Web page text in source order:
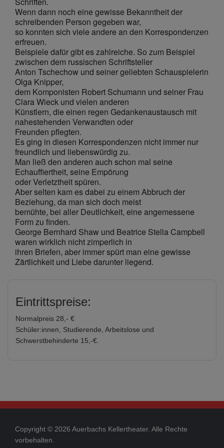
Wenn dann noch eine gewisse Bekanntheit der
schreibenden Person gegeben war,
so konnten sich viele andere an den Korrespondenzen
erfreuen.
Beispiele dafür gibt es zahlreiche. So zum Beispiel
zwischen dem russischen Schriftsteller
Anton Tschechow und seiner geliebten Schauspielerin
Olga Knipper,
dem Komponisten Robert Schumann und seiner Frau
Clara Wieck und vielen anderen
Künstlern, die einen regen Gedankenaustausch mit
nahestehenden Verwandten oder
Freunden pflegten.
Es ging in diesen Korrespondenzen nicht immer nur
freundlich und liebenswürdig zu.
Man ließ den anderen auch schon mal seine
Echauffiertheit, seine Empörung
oder Verletztheit spüren.
Aber selten kam es dabei zu einem Abbruch der
Beziehung, da man sich doch meist
bemühte, bei aller Deutlichkeit, eine angemessene
Form zu finden.
George Bernhard Shaw und Beatrice Stella Campbell
waren wirklich nicht zimperlich in
ihren Briefen, aber immer spürt man eine gewisse
Zärtlichkeit und Liebe darunter liegend.
Eintrittspreise:
Normalpreis 28,- €
Schüler:innen, Studierende, Arbeitslose und
Schwerstbehinderte 15,-€.
Copyright © 2026 Auerbachs Kellertheater. Alle Rechte
vorbehalten.